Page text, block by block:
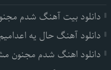
دانلود بیت آهنگ شدم
دانلود آهنگ حال یه
دانلود اهنگ شدم مجنون